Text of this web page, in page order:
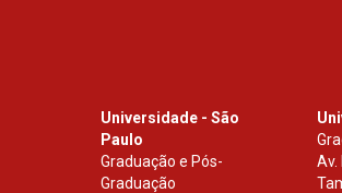
Universidade - São
Paulo
Graduação e Pós-
Graduação
Av.